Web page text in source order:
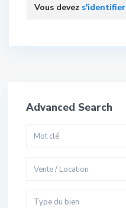
Vous devez s'identifier
Advanced Search
Vente / Location
Type du bien